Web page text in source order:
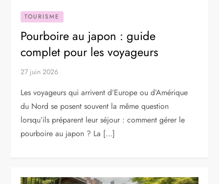
TOURISME
Pourboire au japon : guide
complet pour les voyageurs
27 juin 2026
Les voyageurs qui arrivent d’Europe ou d’Amérique
du Nord se posent souvent la même question
lorsqu’ils préparent leur séjour : comment gérer le
pourboire au japon ? La […]